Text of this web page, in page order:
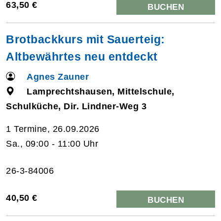
63,50 € BUCHEN
Brotbackkurs mit Sauerteig:
Altbewährtes neu entdeckt
Agnes Zauner
Lamprechtshausen, Mittelschule,
Schulküche, Dir. Lindner-Weg 3
1 Termine, 26.09.2026
Sa., 09:00 - 11:00 Uhr
26-3-84006
40,50 € BUCHEN